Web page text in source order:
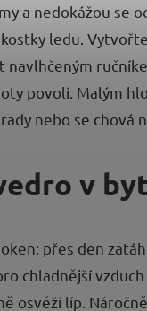
a nedokážou
ledu.
povolí. Malým
nebo se chová
v
přes den
chladnější
osvěží líp.